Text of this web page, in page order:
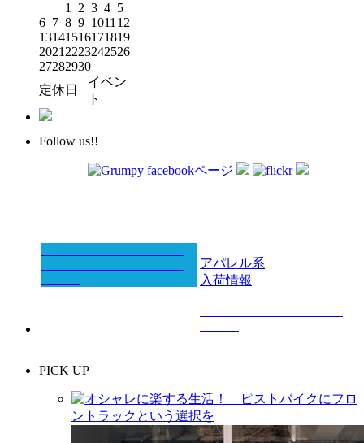
1
2 3 4 5
6 7 8 9 1011 12
13141516171819
2021 2223242526
27282930
定休日
イベン
ト
Follow us!!
アパレル系
入荷情報
PICK UP
オシャレに楽する生活！ ピストバイクにフロ
ントラックという選択を